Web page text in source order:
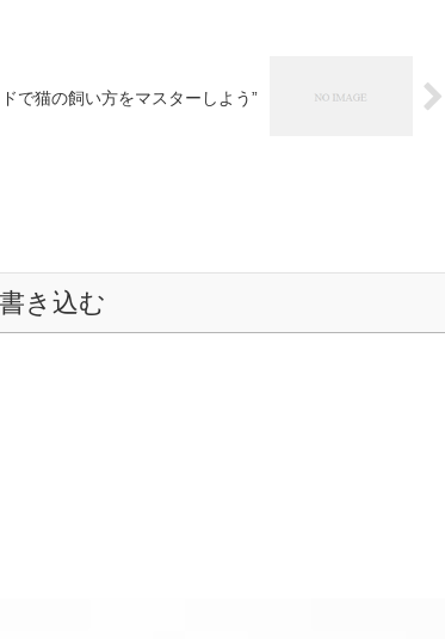
で猫の飼い方をマスターしよう”
き込む